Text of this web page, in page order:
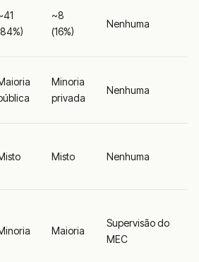
~8
(16%)
Nenhuma
Minoria
privada
Nenhuma
Misto Nenhuma
Maioria
Supervisão do
MEC